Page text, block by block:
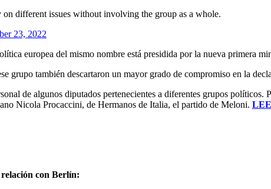
different issues without involving the group as a whole.
23, 2022
europea del mismo nombre está presidida por la nueva primera
grupo también descartaron un mayor grado de compromiso en la
de algunos diputados pertenecientes a diferentes grupos
Nicola Procaccini, de Hermanos de Italia, el partido de Meloni.
con Berlín: